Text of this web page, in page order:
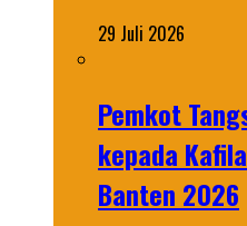
29 Juli 2026
Pemkot
kepada
Banten 2026